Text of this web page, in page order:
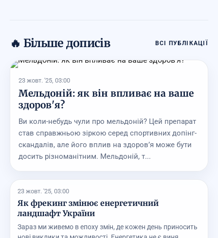
🔥 Більше дописів ВСІ ПУБЛІКАЦІЇ
23 жовт. '25, 03:00
Мельдоній: як він впливає на ваше
здоров'я?
Ви коли-небудь чули про мельдоній? Цей препарат
став справжньою зіркою серед спортивних допінг-
скандалів, але його вплив на здоров’я може бути
досить різноманітним. Мельдоній, т...
23 жовт. '25, 03:00
Як фрекинг змінює енергетичний
ландшафт України
Зараз ми живемо в епоху змін, де кожен день приносить